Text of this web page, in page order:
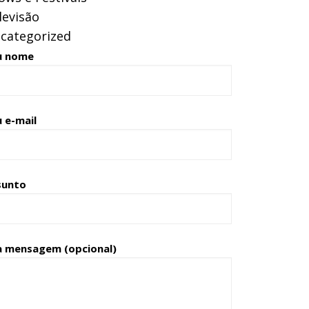
nome
e-mail
mensagem (opcional)